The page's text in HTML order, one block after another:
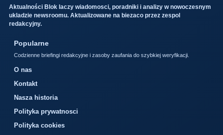
Aktualności Blok laczy wiadomosci, poradniki i analizy w nowoczesnym
ukladzie newsroomu. Aktualizowane na biezaco przez zespol
redakcyjny.
Popularne
Codzienne briefingi redakcyjne i zasoby zaufania do szybkiej weryfikacji.
O nas
Kontakt
Nasza historia
Polityka prywatnosci
Polityka cookies